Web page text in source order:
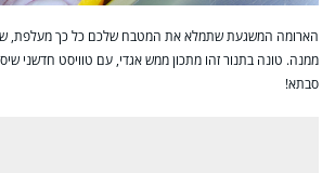
הארומה המשגעת שתמלא את המטבח שלכם כל כך מעלפת,
ממנה. טונה בתנור זהו מתכון ממש אגדי, עם טוויסט חדשני
סבתא!